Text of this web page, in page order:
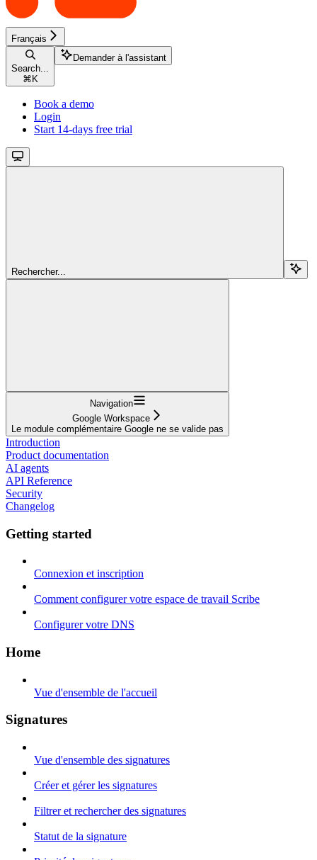
Français
Search...
⌘ K
Demander à l'assistant
Book a demo
Login
Start 14-days free trial
Rechercher...
Navigation
Google Workspace
Le module complémentaire Google ne se valide pas
Introduction
Product documentation
AI agents
API Reference
Security
Changelog
Getting started
Connexion et inscription
Comment configurer votre espace de travail Scribe
Configurer votre DNS
Home
Vue d'ensemble de l'accueil
Signatures
Vue d'ensemble des signatures
Créer et gérer les signatures
Filtrer et rechercher des signatures
Statut de la signature